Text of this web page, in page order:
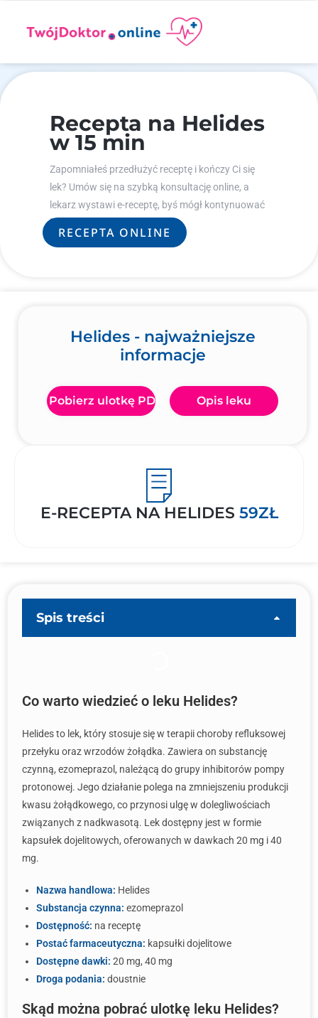
Recepta na Helides
w 15 min
Zapomniałeś przedłużyć receptę i kończy Ci się
lek? Umów się na szybką konsultację online, a
lekarz wystawi e-receptę, byś mógł kontynuować
leczenie.
RECEPTA ONLINE
Helides - najważniejsze
informacje
Pobierz ulotkę PDF Opis leku
E-RECEPTA NA HELIDES 59ZŁ
Spis treści
Co warto wiedzieć o leku Helides?
Helides to lek, który stosuje się w terapii choroby refluksowej
przełyku oraz wrzodów żołądka. Zawiera on substancję
czynną, ezomeprazol, należącą do grupy inhibitorów pompy
protonowej. Jego działanie polega na zmniejszeniu produkcji
kwasu żołądkowego, co przynosi ulgę w dolegliwościach
związanych z nadkwasotą. Lek dostępny jest w formie
kapsułek dojelitowych, oferowanych w dawkach 20 mg i 40
mg.
Nazwa handlowa: Helides
Substancja czynna: ezomeprazol
Dostępność: na receptę
Postać farmaceutyczna: kapsułki dojelitowe
Dostępne dawki: 20 mg, 40 mg
Droga podania: doustnie
Skąd można pobrać ulotkę leku Helides?